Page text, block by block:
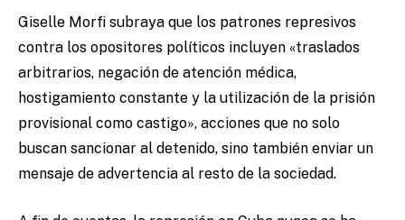
Giselle Morfi subraya que los patrones represivos
contra los opositores políticos incluyen «traslados
arbitrarios, negación de atención médica,
hostigamiento constante y la utilización de la prisión
provisional como castigo», acciones que no solo
buscan sancionar al detenido, sino también enviar un
mensaje de advertencia al resto de la sociedad.